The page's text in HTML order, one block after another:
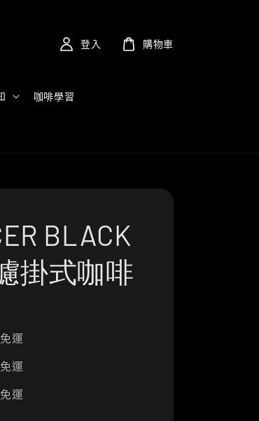
咖啡學習
登入 購物車
BLACK
掛式咖啡
運
運
運